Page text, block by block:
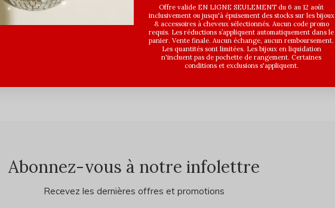
Vu de 6 à 6 produits
Abonnez-vous à notre infolettre
Recevez les dernières offres et promotions
Offre valide EN LIGNE SEULEMENT du 6 au 12 août
inclusivement ou jusqu'à épuisement des stocks sur les bijoux
& accessoires à cheveux sélectionnés. Aucun code promo
requis. Les réductions s’appliquent automatiquement dans le
panier. Vente finale. Aucun échange, aucun remboursement.
Les quantités sont limitées. Les bijoux en liquidation
n'incluent pas de pochette de rangement. Certaines
conditions et exclusions s'appliquent.